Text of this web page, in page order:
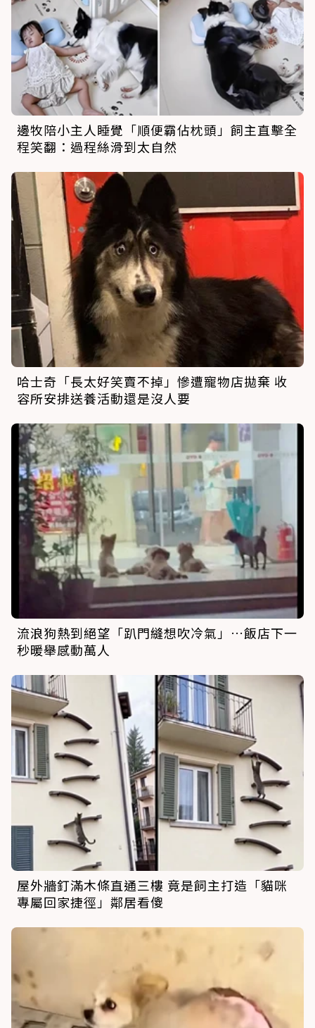
邊牧陪小主人睡覺「順便霸佔枕頭」飼主直擊全
程笑翻：過程絲滑到太自然
哈士奇「長太好笑賣不掉」慘遭寵物店拋棄 收
容所安排送養活動還是沒人要
流浪狗熱到絕望「趴門縫想吹冷氣」…飯店下一
秒暖舉感動萬人
屋外牆釘滿木條直通三樓 竟是飼主打造「貓咪
專屬回家捷徑」鄰居看傻